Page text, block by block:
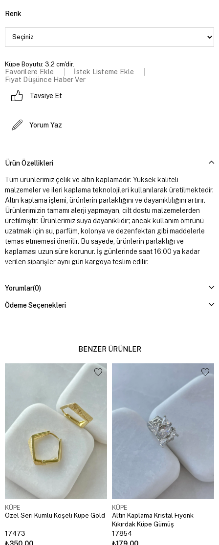
Renk
Küpe Boyutu: 3,2 cm'dir.
Favorilere Ekle
İstek Listeme Ekle
Fiyat Düşünce Haber Ver
Tavsiye Et
Yorum Yaz
Ürün Özellikleri
Tüm ürünlerimiz çelik ve altın kaplamadır. Yüksek kaliteli
malzemeler ve ileri kaplama teknolojileri kullanılarak üretilmektedir.
Altın kaplama işlemi, ürünlerin parlaklığını ve dayanıklılığını artırır.
Ürünlerimizin tamamı alerji yapmayan, cilt dostu malzemelerden
üretilmiştir. Ürünlerimiz suya dayanıklıdır; ancak kullanım ömrünü
uzatmak için su, parfüm, kolonya ve dezenfektan gibi maddelerle
temas etmemesi önerilir. Bu sayede, ürünlerin parlaklığı ve
kaplaması uzun süre korunur. İş günlerinde saat 16:00 ya kadar
verilen siparişler aynı gün kargoya teslim edilir.
Yorumlar(0)
Ödeme Seçenekleri
BENZER ÜRÜNLER
KÜPE
Özel Seri Kumlu Köşeli Küpe Gold
17473
₺350,00
KÜPE
Altın Kaplama Kristal Fiyonk
Kıkırdak Küpe Gümüş
17854
₺179,00